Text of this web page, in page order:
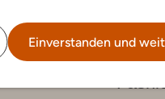
Einverstanden und